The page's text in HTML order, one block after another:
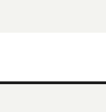
partneritetit strategjik